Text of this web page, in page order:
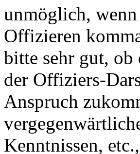
unmöglich,
Offizieren
bitte sehr gut,
der Offiziers-
Anspruch
Kenntnissen,